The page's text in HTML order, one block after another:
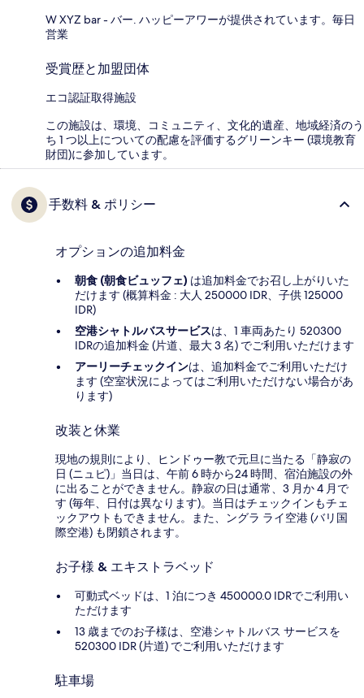
W XYZ bar - バー. ハッピーアワーが提供されています。毎日
営業
受賞歴と加盟団体
エコ認証取得施設
この施設は、環境、コミュニティ、文化的遺産、地域経済のう
ち 1 つ以上についての配慮を評価するグリーンキー (環境教育
財団)に参加しています。
手数料 & ポリシー
オプションの追加料金
朝食 (朝食ビュッフェ) は追加料金でお召し上がりいた
だけます (概算料金 : 大人 250000 IDR、子供 125000
IDR)
空港シャトルバスサービスは、1 車両あたり 520300
IDRの追加料金 (片道、最大 3 名) でご利用いただけます
アーリーチェックインは、追加料金でご利用いただけ
ます (空室状況によってはご利用いただけない場合があ
ります)
改装と休業
現地の規則により、ヒンドゥー教で元旦に当たる「静寂の
日 (ニュピ)」当日は、午前 6 時から24 時間、宿泊施設の外
に出ることができません。静寂の日は通常、3 月か 4 月で
す (毎年、日付は異なります)。当日はチェックインもチェ
ックアウトもできません。また、ングラ ライ空港 (バリ国
際空港) も閉鎖されます。
お子様 & エキストラベッド
可動式ベッドは、1 泊につき 450000.0 IDRでご利用い
ただけます
13 歳までのお子様は、空港シャトルバス サービスを
520300 IDR (片道) でご利用いただけます
駐車場